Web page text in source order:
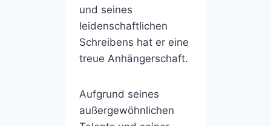
und seines
leidenschaftlichen
Schreibens hat er eine
treue Anhängerschaft.
Aufgrund seines
außergewöhnlichen